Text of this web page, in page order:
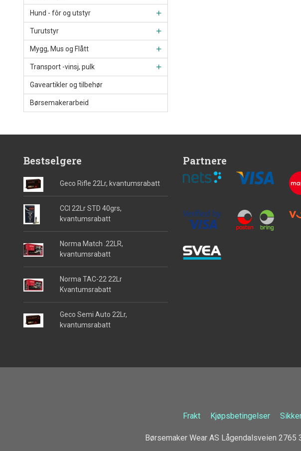
Hund - fôr og utstyr
Turutstyr
Mygg, Mus og Flått
Transport -vinsj, pulk
Gaveartikler og tilbehør
Børsemakerarbeid
Bestselgere
Geco Rifle 22Lr, kvantumsrabatt
CCI 22Lr STD 40grs,
kvantumsrabatt
Norma Match .22LR,
kvantumsrabatt
Norma TAC-22 22Lr
Kvantumsrabatt
Geco Semi Auto 22Lr,
kvantumsrabatt
Partnere
Frakt Kjøpsbetingelser
Børsemaker Wear AS Lågendalsveien 2765